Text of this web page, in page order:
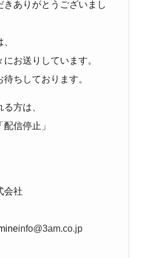
ありがとうございまし
お送りしています。
ちしております。
方は、
信停止」
会社
info@3am.co.jp